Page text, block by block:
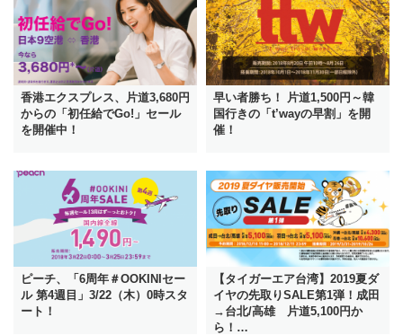
香港エクスプレス、片道3,680円
からの「初任給でGo!」セール
を開催中！
早い者勝ち！ 片道1,500円～韓
国行きの「t’wayの早割」を開
催！
ピーチ、「6周年＃OOKINIセー
ル 第4週目」3/22（木）0時スタ
ート！
【タイガーエア台湾】2019夏ダ
イヤの先取りSALE第1弾！成田
→台北/高雄 片道5,100円か
ら！…